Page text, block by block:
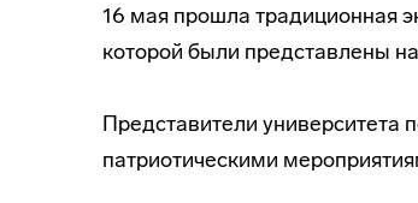
16 мая прошла традиционная
которой были представлены
Представители
патриотическими